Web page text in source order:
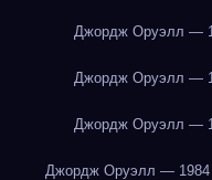
Джордж Оруэлл —
Джордж Оруэлл —
Джордж Оруэлл —
Джордж Оруэлл — 1984